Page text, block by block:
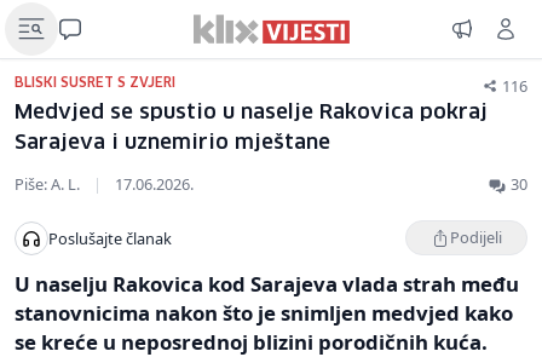
BLISKI SUSRET S ZVJERI 116
Medvjed se spustio u naselje Rakovica pokraj
Sarajeva i uznemirio mještane
Piše: A. L. | 17.06.2026. 30
Poslušajte članak Podijeli
U naselju Rakovica kod Sarajeva vlada strah među
stanovnicima nakon što je snimljen medvjed kako
se kreće u neposrednoj blizini porodičnih kuća.